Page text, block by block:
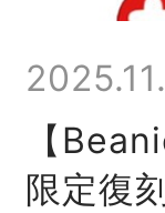
【
限定復